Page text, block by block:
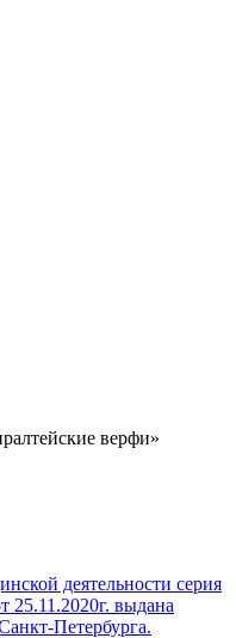
Николаевна.
верфи»
деятельности серия
выдана
Петербурга.